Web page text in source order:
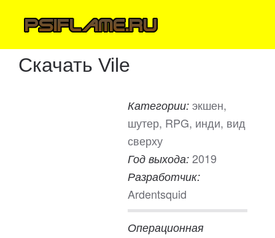
Скачать Vile
Категории: экшен,
шутер, RPG, инди, вид
сверху
Год выхода: 2019
Разработчик:
Ardentsquid
Операционная